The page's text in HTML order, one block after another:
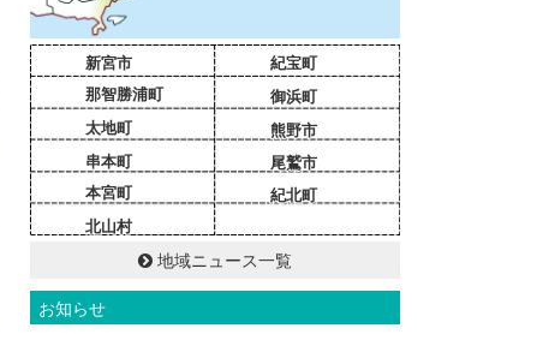
新宮市
那智勝浦町
太地町
串本町
本宮町
北山村
紀宝町
御浜町
熊野市
尾鷲市
紀北町
地域ニュース一覧
お知らせ